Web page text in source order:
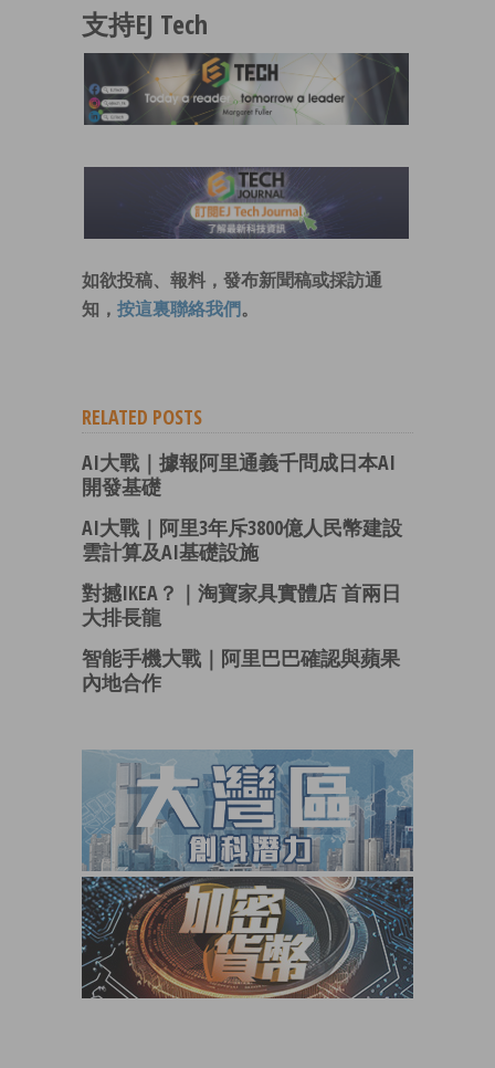
支持EJ Tech
如欲投稿、報料，發布新聞稿或採訪通
知， 按這裏聯絡我們 。
RELATED POSTS
AI大戰｜據報阿里通義千問成日本AI
開發基礎
AI大戰｜阿里3年斥3800億人民幣建設
雲計算及AI基礎設施
對撼IKEA？｜淘寶家具實體店 首兩日
大排長龍
智能手機大戰｜阿里巴巴確認與蘋果
內地合作